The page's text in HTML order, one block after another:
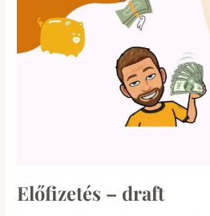
Előfizetés – draft